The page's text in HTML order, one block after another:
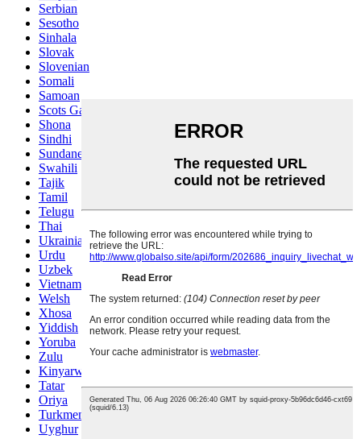
Serbian
Sesotho
Sinhala
Slovak
Slovenian
Somali
Samoan
Scots Gaelic
Shona
Sindhi
Sundanese
Swahili
Tajik
Tamil
Telugu
Thai
Ukrainian
Urdu
Uzbek
Vietnamese
Welsh
Xhosa
Yiddish
Yoruba
Zulu
Kinyarwanda
Tatar
Oriya
Turkmen
Uyghur